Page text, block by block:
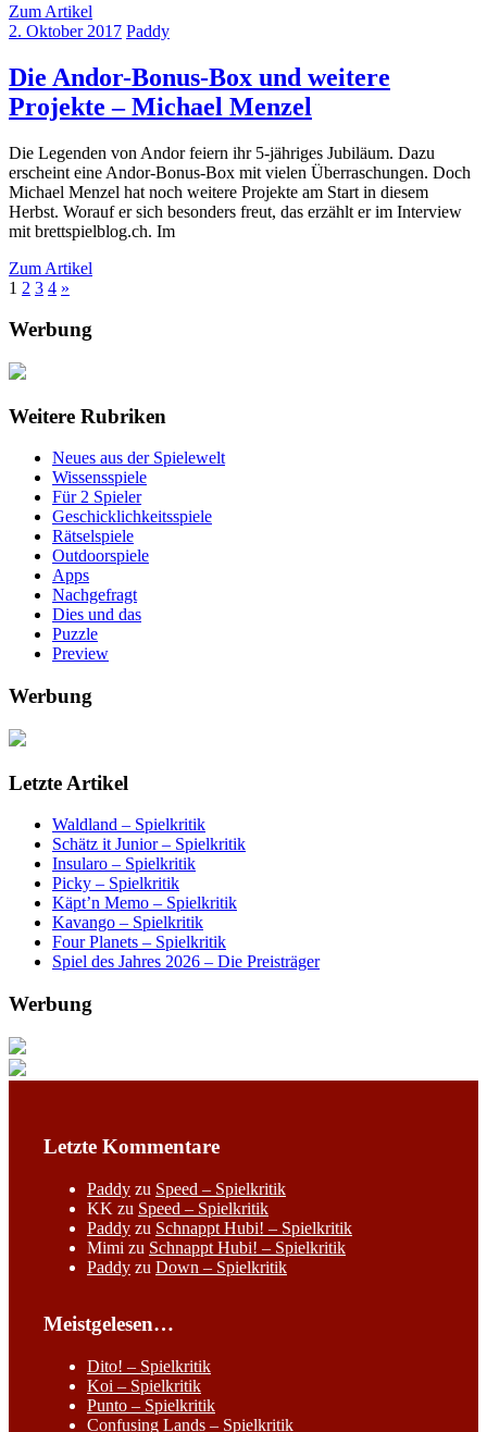
Zum Artikel
2. Oktober 2017 Paddy
Die Andor-Bonus-Box und weitere
Projekte – Michael Menzel
Die Legenden von Andor feiern ihr 5-jähriges Jubiläum. Dazu
erscheint eine Andor-Bonus-Box mit vielen Überraschungen. Doch
Michael Menzel hat noch weitere Projekte am Start in diesem
Herbst. Worauf er sich besonders freut, das erzählt er im Interview
mit brettspielblog.ch. Im
Zum Artikel
Seitennummerierung
der
Beiträge
1 2 3 4 Nächste
»
Werbung
Weitere Rubriken
Neues aus der Spielewelt
Wissensspiele
Für 2 Spieler
Geschicklichkeitsspiele
Rätselspiele
Outdoorspiele
Apps
Nachgefragt
Dies und das
Puzzle
Preview
Werbung
Letzte Artikel
Waldland – Spielkritik
Schätz it Junior – Spielkritik
Insularo – Spielkritik
Picky – Spielkritik
Käpt’n Memo – Spielkritik
Kavango – Spielkritik
Four Planets – Spielkritik
Spiel des Jahres 2026 – Die Preisträger
Werbung
Letzte Kommentare
Paddy zu Speed – Spielkritik
KK zu Speed – Spielkritik
Paddy zu Schnappt Hubi! – Spielkritik
Mimi zu Schnappt Hubi! – Spielkritik
Paddy zu Down – Spielkritik
Meistgelesen…
Dito! – Spielkritik
Koi – Spielkritik
Punto – Spielkritik
Confusing Lands – Spielkritik